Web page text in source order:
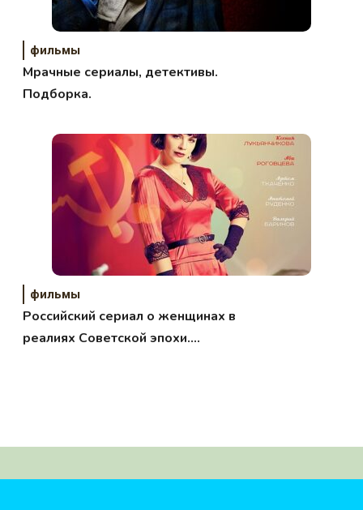
фильмы
Мрачные сериалы, детективы.
Подборка.
фильмы
Российский сериал о женщинах в
реалиях Советской эпохи.